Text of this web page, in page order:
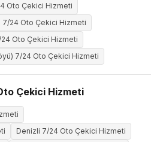
Oto Çekici Hizmeti
7/24 Oto Çekici Hizmeti
24 Oto Çekici Hizmeti
7/24 Oto Çekici Hizmeti
Çekici Hizmeti
Denizli 7/24 Oto Çekici Hizmeti